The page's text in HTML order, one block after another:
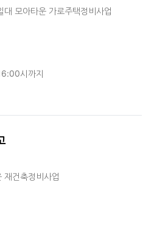
모아타운 가로주택정비사업
시까지
재건축정비사업